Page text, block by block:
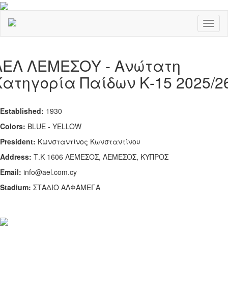
ΛΕΜΕΣΟΥ - Ανώτατη
Παίδων Κ-15 2025/
Established: 1930
Colors: BLUE - YELLOW
President: Κωνσταντίνος Κωνσταντίνου
Address: Τ.Κ 1606 ΛΕΜΕΣΟΣ, ΛΕΜΕΣΟΣ, ΚΥΠΡΟΣ
Email: info@ael.com.cy
Stadium: ΣΤΑΔΙΟ ΑΛΦΑΜΕΓΑ